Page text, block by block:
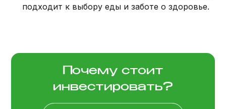
подходит к выбору еды и заботе о здоровье.
Почему стоит
инвестировать?